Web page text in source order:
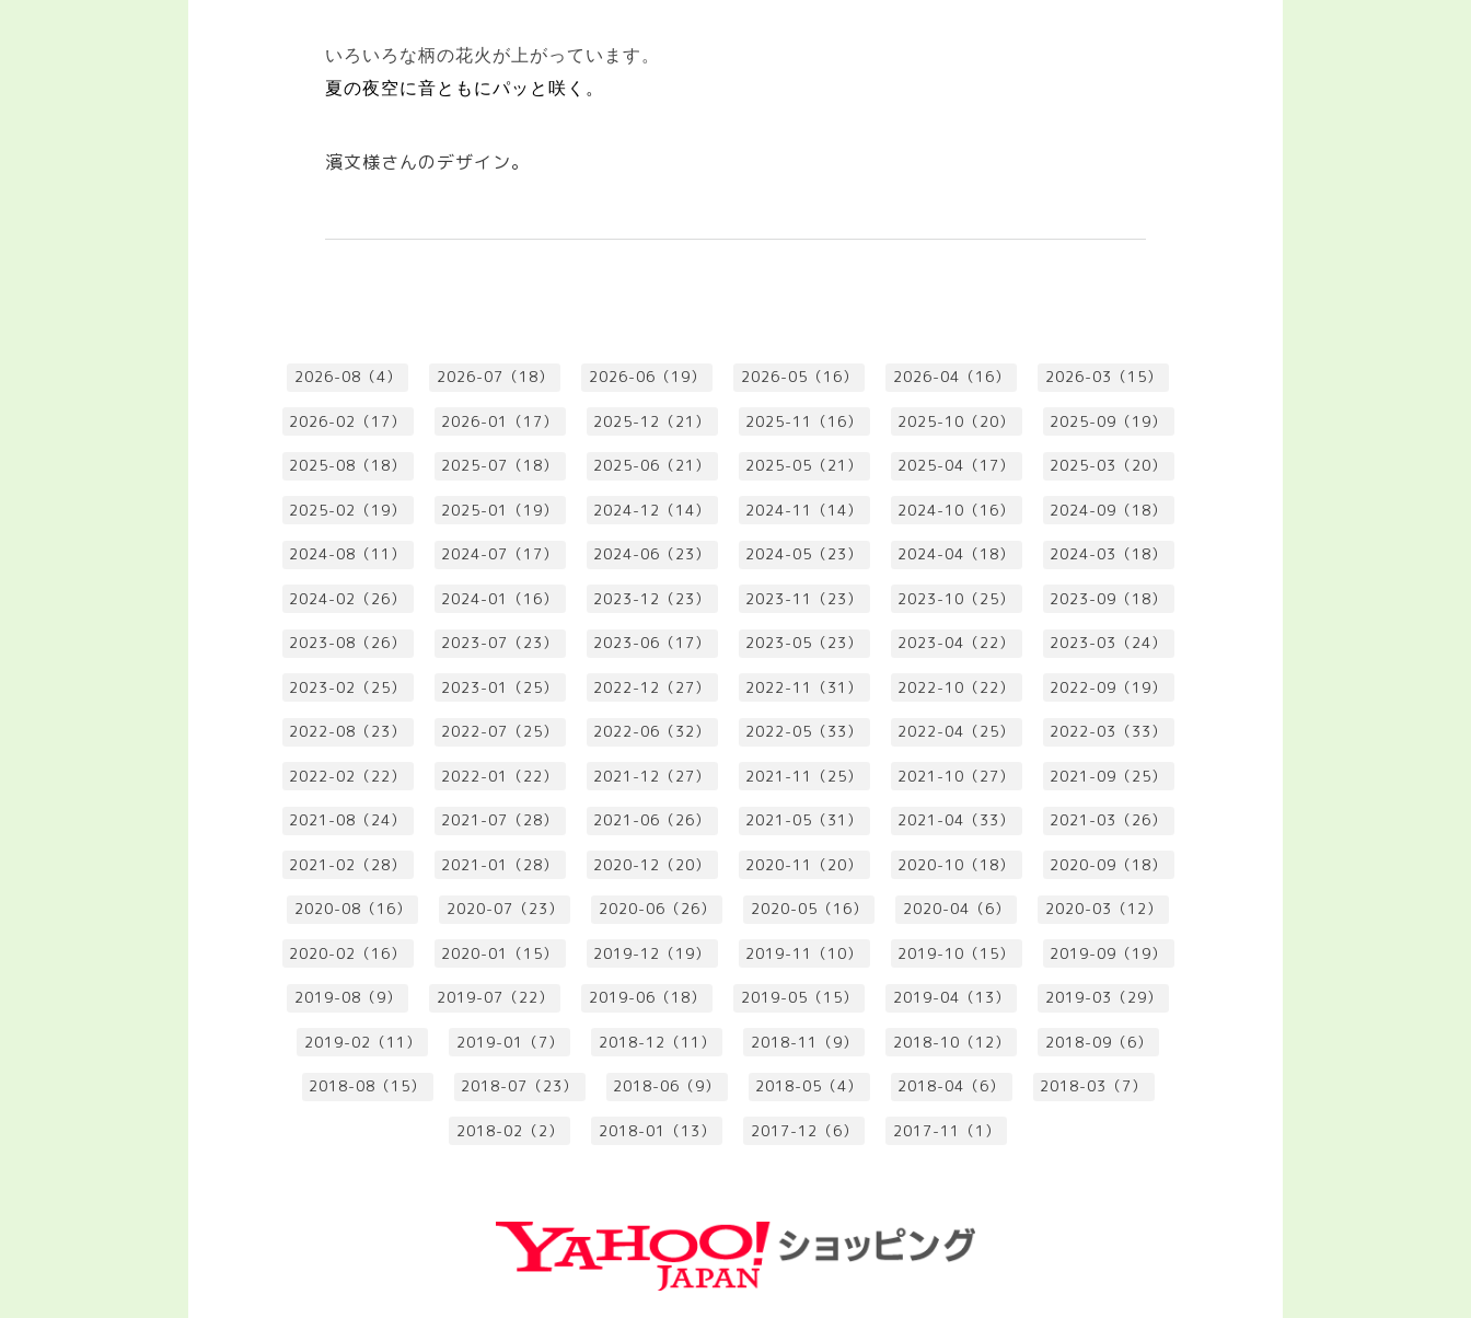
いろいろな柄の花火が上がっています。
夏の夜空に音ともにパッと咲く。
濱文様さんのデザイン。
2026-08（4） 2026-07（18） 2026-06（19） 2026-05（16） 2026-04（16） 2026-03（15）
2026-02（17） 2026-01（17） 2025-12（21） 2025-11（16） 2025-10（20） 2025-09（19）
2025-08（18） 2025-07（18） 2025-06（21） 2025-05（21） 2025-04（17） 2025-03（20）
2025-02（19） 2025-01（19） 2024-12（14） 2024-11（14） 2024-10（16） 2024-09（18）
2024-08（11） 2024-07（17） 2024-06（23） 2024-05（23） 2024-04（18） 2024-03（18）
2024-02（26） 2024-01（16） 2023-12（23） 2023-11（23） 2023-10（25） 2023-09（18）
2023-08（26） 2023-07（23） 2023-06（17） 2023-05（23） 2023-04（22） 2023-03（24）
2023-02（25） 2023-01（25） 2022-12（27） 2022-11（31） 2022-10（22） 2022-09（19）
2022-08（23） 2022-07（25） 2022-06（32） 2022-05（33） 2022-04（25） 2022-03（33）
2022-02（22） 2022-01（22） 2021-12（27） 2021-11（25） 2021-10（27） 2021-09（25）
2021-08（24） 2021-07（28） 2021-06（26） 2021-05（31） 2021-04（33） 2021-03（26）
2021-02（28） 2021-01（28） 2020-12（20） 2020-11（20） 2020-10（18） 2020-09（18）
2020-08（16） 2020-07（23） 2020-06（26） 2020-05（16） 2020-04（6） 2020-03（12）
2020-02（16） 2020-01（15） 2019-12（19） 2019-11（10） 2019-10（15） 2019-09（19）
2019-08（9） 2019-07（22） 2019-06（18） 2019-05（15） 2019-04（13） 2019-03（29）
2019-02（11） 2019-01（7） 2018-12（11） 2018-11（9） 2018-10（12） 2018-09（6）
2018-08（15） 2018-07（23） 2018-06（9） 2018-05（4） 2018-04（6） 2018-03（7）
2018-02（2） 2018-01（13） 2017-12（6） 2017-11（1）